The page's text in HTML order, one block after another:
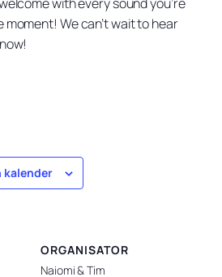
We can’t wait to hear
kalender
ORGANISATOR
Naiomi & Tim